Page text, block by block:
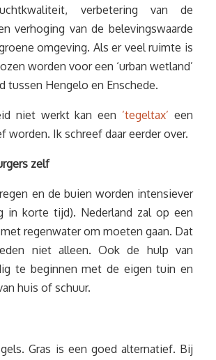
verbetering van de
verhoging van de belevingswaarde
omgeving. Als er veel ruimte is
worden voor een ‘urban wetland’
tussen Hengelo en Enschede.
niet werkt kan een ’tegeltax’ een
worden. Ik schreef daar eerder over.
zelf
en de buien worden intensiever
in korte tijd). Nederland zal op een
regenwater om moeten gaan. Dat
niet alleen. Ook de hulp van
te beginnen met de eigen tuin en
huis of schuur.
Gras is een goed alternatief. Bij